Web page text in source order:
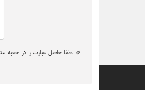
* لطفا حاصل عبارت را در جعبه